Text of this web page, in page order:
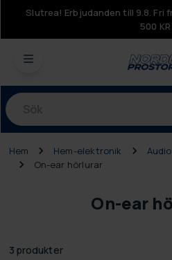
Slutrea! Erbjudanden till 9.8. Fri
500 KR
Produkter
Hem Hem-elektronik
On-ear hörlurar
On-ear
3 produkter